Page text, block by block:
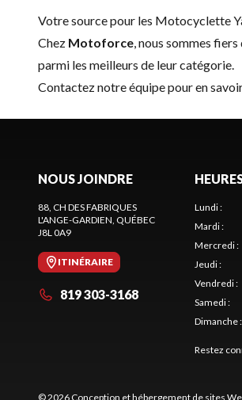
Votre source pour les Motocyclette
Chez Motoforce, nous sommes
parmi les meilleurs de leur catégorie.
Contactez notre équipepour en
NOUS JOINDRE
88, CH DES FABRIQUES
L'ANGE-GARDIEN , QUÉBEC
J8L 0A9
ITINÉRAIRE
819 303-3168
Lundi:
Mardi:
Mercredi:
Jeudi:
Vendredi:
Samedi:
Dimanche:
Restez
© 2026 Conception et hébergement de sites